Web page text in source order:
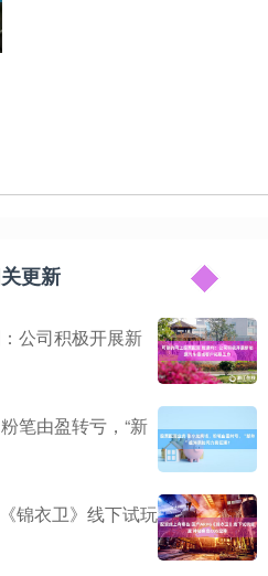
更新
公司积极开展新
笔由盈转亏，“新
锦衣卫》线下试玩